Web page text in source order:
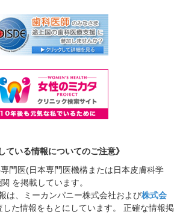
ている情報についてのご注意》
門医(日本専門医機構または日本皮膚科学
を掲載しています。
は、ミーカンパニー株式会社および株式会
した情報をもとにしています。 正確な情報掲